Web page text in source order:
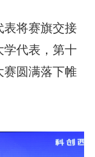
表将赛旗交接
学代表，第十
赛圆满落下帷